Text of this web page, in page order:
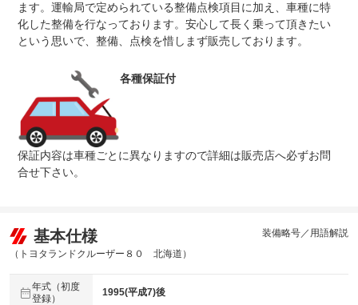
保証修理
受付先
-
※商用車は6ヶ月または12ヶ月点検整備付
法定整備
について
-
ます。運輸局で定められている整備点検項目に加え、車種に特
化した整備を行なっております。安心して長く乗って頂きたい
という思いで、整備、点検を惜しまず販売しております。
各種保証付
保証内容は車種ごとに異なりますので詳細は販売店へ必ずお問
合せ下さい。
基本仕様
（トヨタランドクルーザー８０ 北海道）
装備略号／用語解説
年式（初度
登録）
1995(平成7)後